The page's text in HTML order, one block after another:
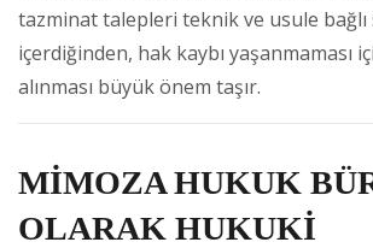
tazminat talepleri teknik ve usule
içerdiğinden, hak kaybı yaşanmaması
alınması büyük önem taşır.
MİMOZA HUKUK
OLARAK HUKUKİ